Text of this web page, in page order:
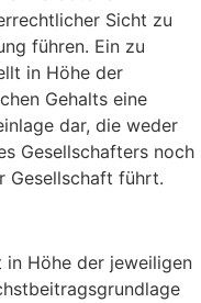
Sicht zu
führen. Ein zu
in Höhe der
Gehalts eine
dar, die weder
Gesellschafters noch
Gesellschaft führt.
in Höhe der jeweiligen